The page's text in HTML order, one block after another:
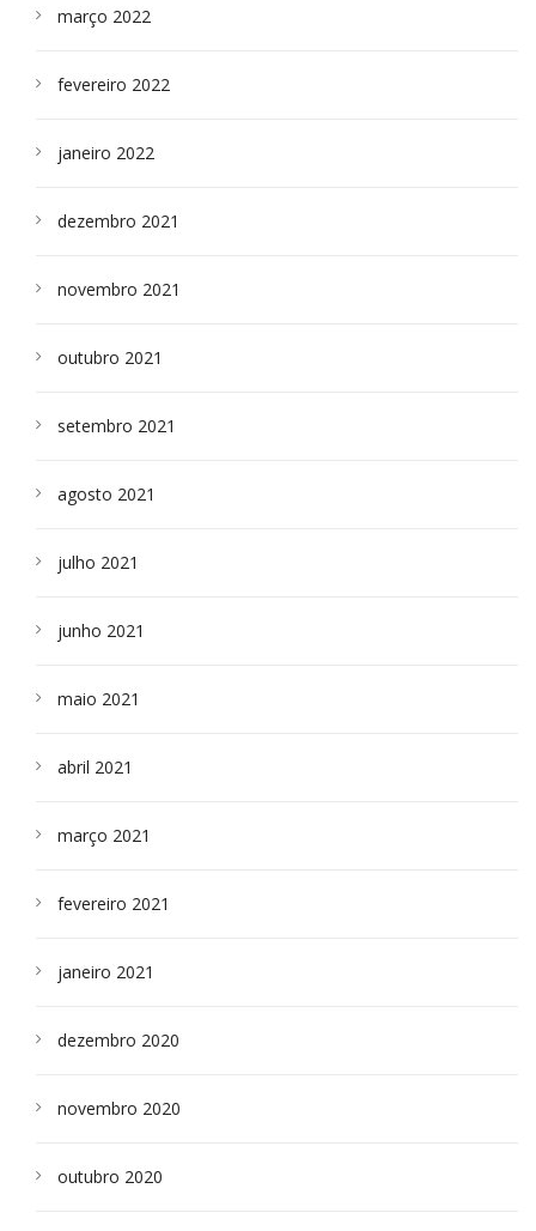
março 2022
fevereiro 2022
janeiro 2022
dezembro 2021
novembro 2021
outubro 2021
setembro 2021
agosto 2021
julho 2021
junho 2021
maio 2021
abril 2021
março 2021
fevereiro 2021
janeiro 2021
dezembro 2020
novembro 2020
outubro 2020